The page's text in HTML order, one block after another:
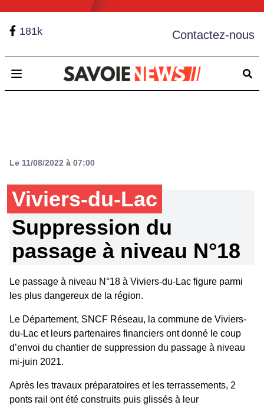
181k Contactez-nous
Open main menu
Le 11/08/2022 à 07:00
Viviers-du-Lac
Suppression du
passage à niveau N°18
Le passage à niveau N°18 à Viviers-du-Lac figure parmi
les plus dangereux de la région.
Le Département, SNCF Réseau, la commune de Viviers-
du-Lac et leurs partenaires financiers ont donné le coup
d’envoi du chantier de suppression du passage à niveau
mi-juin 2021.
Après les travaux préparatoires et les terrassements, 2
ponts rail ont été construits puis glissés à leur